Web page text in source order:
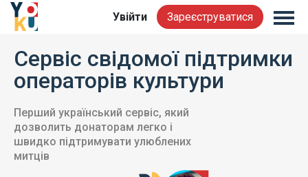
Увійти Зареєструватися
Сервіс свідомої підтримки
операторів культури
Перший український сервіс, який
дозволить донаторам легко і
швидко підтримувати улюблених
митців